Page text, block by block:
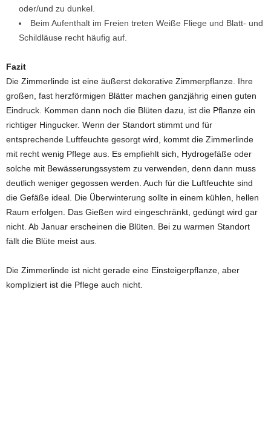
oder/und zu dunkel.
Beim Aufenthalt im Freien treten Weiße Fliege und Blatt- und
Schildläuse recht häufig auf.
Fazit
Die Zimmerlinde ist eine äußerst dekorative Zimmerpflanze. Ihre
großen, fast herzförmigen Blätter machen ganzjährig einen guten
Eindruck. Kommen dann noch die Blüten dazu, ist die Pflanze ein
richtiger Hingucker. Wenn der Standort stimmt und für
entsprechende Luftfeuchte gesorgt wird, kommt die Zimmerlinde
mit recht wenig Pflege aus. Es empfiehlt sich, Hydrogefäße oder
solche mit Bewässerungssystem zu verwenden, denn dann muss
deutlich weniger gegossen werden. Auch für die Luftfeuchte sind
die Gefäße ideal. Die Überwinterung sollte in einem kühlen, hellen
Raum erfolgen. Das Gießen wird eingeschränkt, gedüngt wird gar
nicht. Ab Januar erscheinen die Blüten. Bei zu warmen Standort
fällt die Blüte meist aus.
Die Zimmerlinde ist nicht gerade eine Einsteigerpflanze, aber
kompliziert ist die Pflege auch nicht.